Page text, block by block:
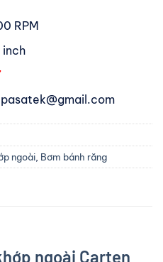
RPM
inch
ngoài Bơm bánh răng
ngoài Carten